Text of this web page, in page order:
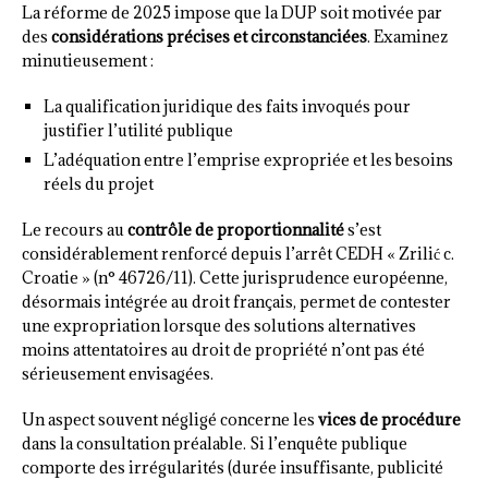
La réforme de 2025 impose que la DUP soit motivée par
des considérations précises et circonstanciées. Examinez
minutieusement :
La qualification juridique des faits invoqués pour
justifier l’utilité publique
L’adéquation entre l’emprise expropriée et les besoins
réels du projet
Le recours aucontrôle de proportionnalités’est
considérablement renforcé depuis l’arrêt CEDH « Zrilić c.
Croatie » (n° 46726/11). Cette jurisprudence européenne,
désormais intégrée au droit français, permet de contester
une expropriation lorsque des solutions alternatives
moins attentatoires au droit de propriété n’ont pas été
sérieusement envisagées.
Un aspect souvent négligé concerne les vices de procédure
dans la consultation préalable. Si l’enquête publique
comporte des irrégularités (durée insuffisante, publicité